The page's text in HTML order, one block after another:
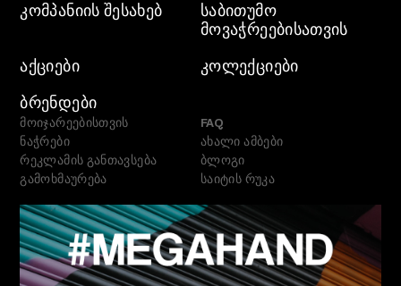
ᲙᲝᲛᲞᲐᲜᲘᲘᲡ ᲨᲔᲡᲐᲮᲔᲑ
ᲡᲐᲑᲘᲗᲣᲛᲝ
ᲛᲝᲕᲐᲭᲠᲔᲔᲑᲘᲡᲐᲗᲕᲘᲡ
ᲐᲥᲪᲘᲔᲑᲘ
ᲙᲝᲚᲔᲥᲪᲘᲔᲑᲘ
ᲑᲠᲔᲜᲓᲔᲑᲘ
მოიჯარეებისთვის
ნაჭრები
რეკლამის განთავსება
გამოხმაურება
FAQ
ახალი ამბები
ბლოგი
საიტის რუკა